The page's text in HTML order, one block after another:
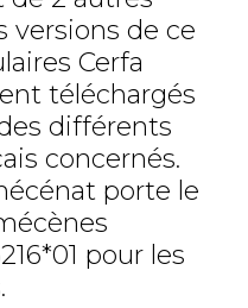
de ce
Cerfa
téléchargés
différents
concernés.
porte le
pour les